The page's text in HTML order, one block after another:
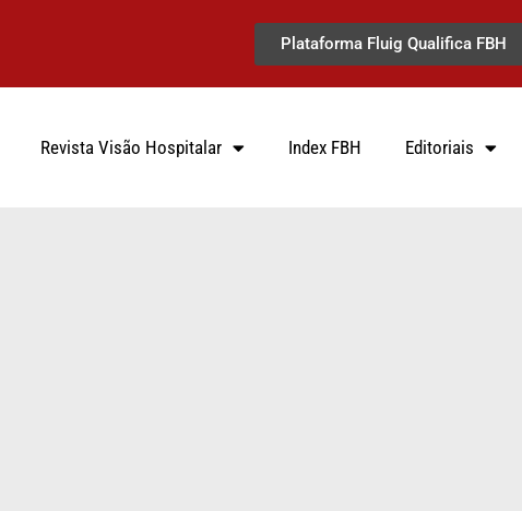
Plataforma Fluig Qualifica FBH
Revista Visão Hospitalar Index FBH Editoriais